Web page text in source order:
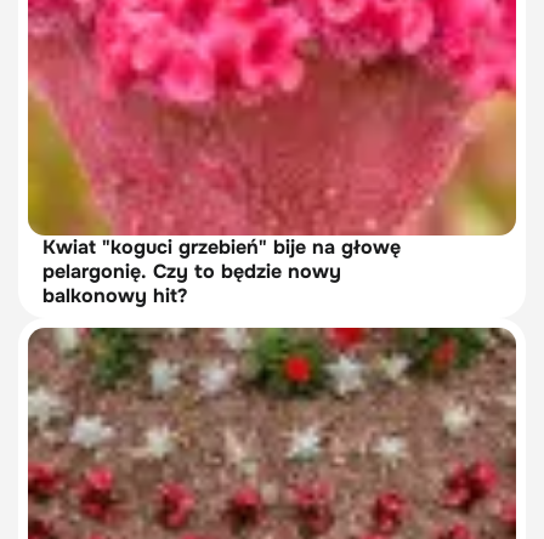
Kwiat "koguci grzebień" bije na głowę
pelargonię. Czy to będzie nowy
balkonowy hit?